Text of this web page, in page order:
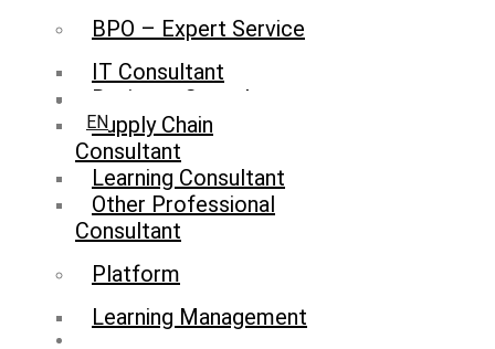
BPO – Expert Service
IT Consultant
Business Consultant
Supply Chain
Consultant
Learning Consultant
Other Professional
Consultant
Platform
Learning Management
EN